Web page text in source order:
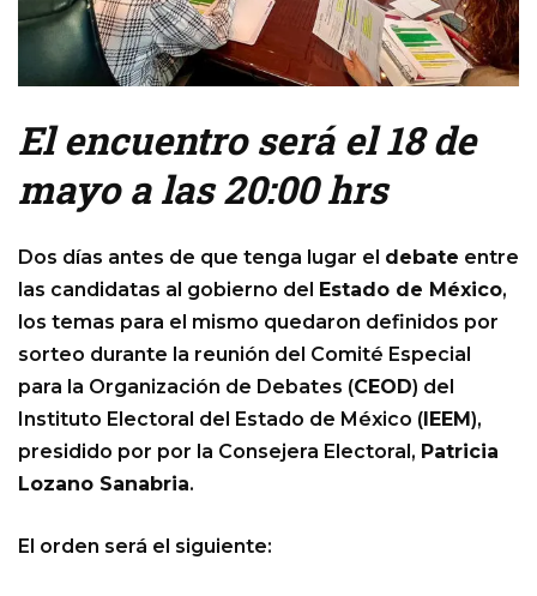
El encuentro será el 18 de
mayo a las 20:00 hrs
Dos días antes de que tenga lugar el debate entre
las candidatas al gobierno del Estado de México,
los temas para el mismo quedaron definidos por
sorteo durante la reunión del Comité Especial
para la Organización de Debates (CEOD) del
Instituto Electoral del Estado de México (IEEM),
presidido por por la Consejera Electoral, Patricia
Lozano Sanabria.
El orden será el siguiente: